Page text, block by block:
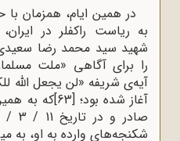
در همین ایام، همزمان با
شهید سید محمد رضا
را برای آگاهی «ملت
آیه‌ی شریفه «لن یجعل الله
آغاز شده بود؛ [63]که به
صادر و در تاریخ 11 / 3 / 49 عملی گردید.